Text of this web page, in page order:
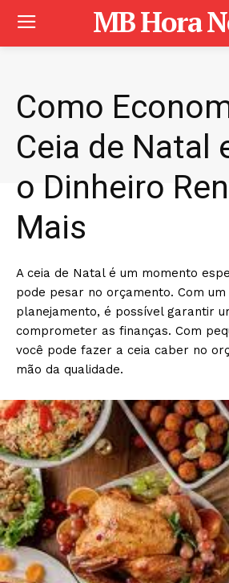
MB Hora
Como
Ceia de Natal
o Dinheiro
Mais
A ceia de Natal é um momento
pode pesar no orçamento. Com um
planejamento, é possível garantir
comprometer as finanças. Com
você pode fazer a ceia caber no
mão da qualidade.